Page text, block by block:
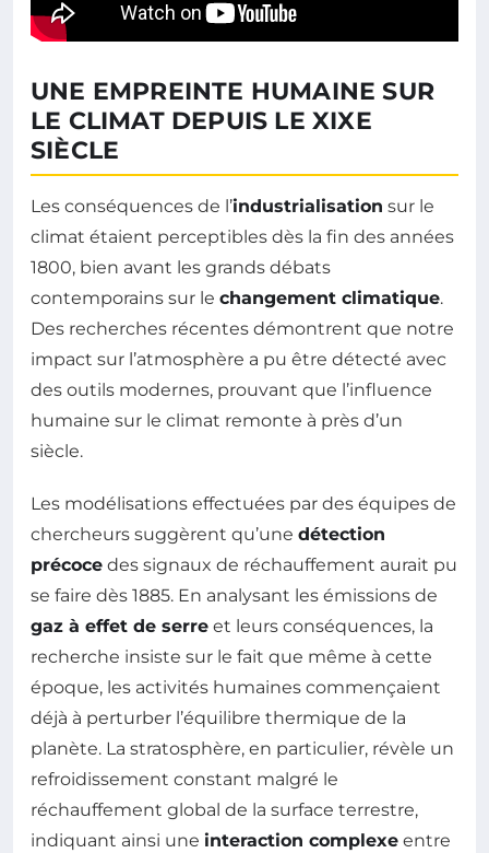
UNE EMPREINTE HUMAINE SUR
LE CLIMAT DEPUIS LE XIXE
SIÈCLE
Les conséquences de l’industrialisation sur le
climat étaient perceptibles dès la fin des années
1800, bien avant les grands débats
contemporains sur le changement climatique.
Des recherches récentes démontrent que notre
impact sur l’atmosphère a pu être détecté avec
des outils modernes, prouvant que l’influence
humaine sur le climat remonte à près d’un
siècle.
Les modélisations effectuées par des équipes de
chercheurs suggèrent qu’une détection
précoce des signaux de réchauffement aurait pu
se faire dès 1885. En analysant les émissions de
gaz à effet de serre et leurs conséquences, la
recherche insiste sur le fait que même à cette
époque, les activités humaines commençaient
déjà à perturber l’équilibre thermique de la
planète. La stratosphère, en particulier, révèle un
refroidissement constant malgré le
réchauffement global de la surface terrestre,
indiquant ainsi une interaction complexe entre